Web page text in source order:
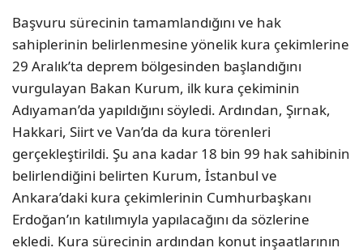
Başvuru sürecinin tamamlandığını ve hak
sahiplerinin belirlenmesine yönelik kura çekimlerine
29 Aralık’ta deprem bölgesinden başlandığını
vurgulayan Bakan Kurum, ilk kura çekiminin
Adıyaman’da yapıldığını söyledi. Ardından, Şırnak,
Hakkari, Siirt ve Van’da da kura törenleri
gerçekleştirildi. Şu ana kadar 18 bin 99 hak sahibinin
belirlendiğini belirten Kurum, İstanbul ve
Ankara’daki kura çekimlerinin Cumhurbaşkanı
Erdoğan’ın katılımıyla yapılacağını da sözlerine
ekledi. Kura sürecinin ardından konut inşaatlarının